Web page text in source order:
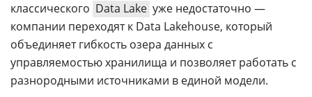
классического Data Lake уже недостаточно —
компании переходят к Data Lakehouse, который
объединяет гибкость озера данных с
управляемостью хранилища и позволяет работать с
разнородными источниками в единой модели.